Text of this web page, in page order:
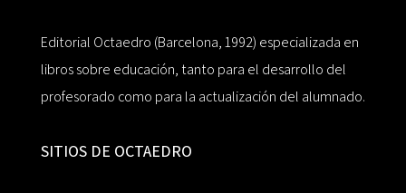
Editorial Octaedro (Barcelona, 1992) especializada en
libros sobre educación, tanto para el desarrollo del
profesorado como para la actualización del alumnado.
SITIOS DE OCTAEDRO